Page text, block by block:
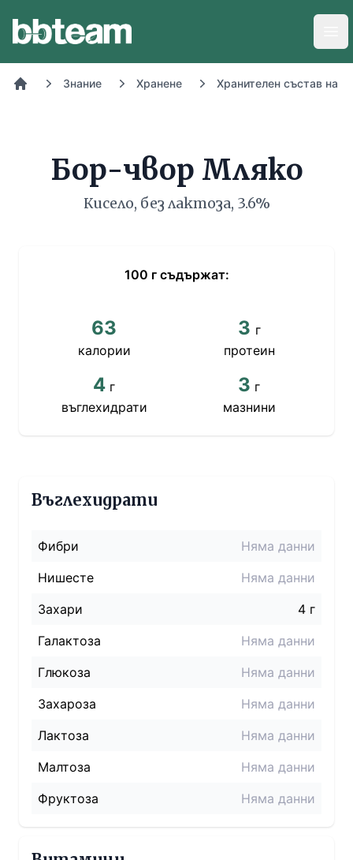
Знание Хранене Хранителен състав на
Бор-чвор Мляко
Кисело, без лактоза, 3.6%
100 г съдържат:
63
калории
3 г
протеин
4 г
въглехидрати
3 г
мазнини
Въглехидрати
Фибри
Няма данни
Нишесте
Няма данни
Захари
4 г
Галактоза
Няма данни
Глюкоза
Няма данни
Захароза
Няма данни
Лактоза
Няма данни
Малтоза
Няма данни
Фруктоза
Няма данни